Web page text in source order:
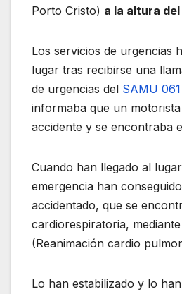
Porto Cristo) a la altura del
Los servicios de urgencias
lugar tras recibirse una
de urgencias del SAMU 061
informaba que un
accidente y se encontraba
Cuando han llegado al
emergencia han
accidentado, que se
cardiorespiratoria,
(Reanimación cardio
Lo han estabilizado y lo